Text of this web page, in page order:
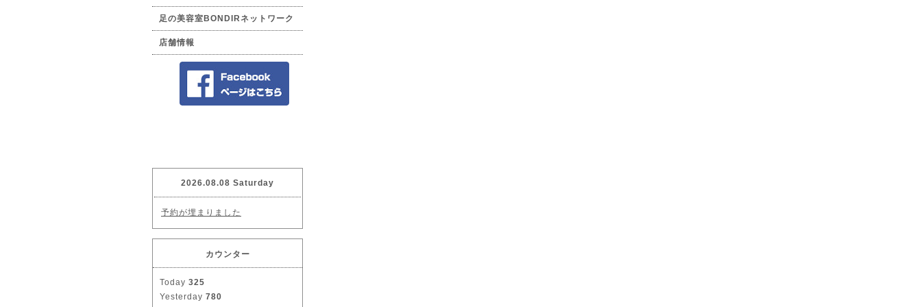
足の美容室BONDIRネットワーク
店舗情報
2026.08.08 Saturday
予約が埋まりました
カウンター
Today 325
Yesterday 780